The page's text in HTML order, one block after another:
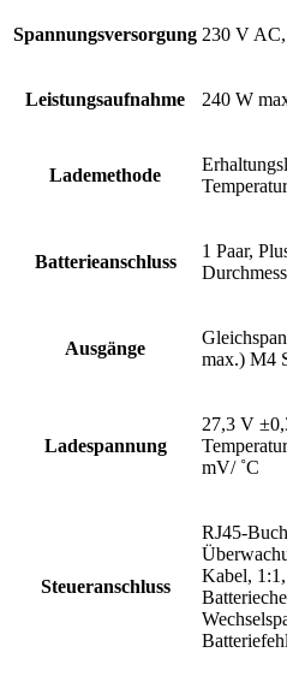
Spannungsversorgung 230 V
Leistungsaufnahme 240 W
Lademethode
Batterieanschluss
1 Paar,
Ausgänge
max.) M4
Ladespannung
27,3 V
mV/ ˚C
Steueranschluss
RJ45-
Kabel, 1:1,